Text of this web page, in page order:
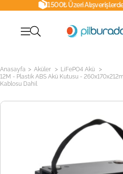
1500₺ Üzeri Alışverişlerde Kargo
Anasayfa > Aküler > LiFePO4 Akü >
12M - Plastik ABS Akü Kutusu -
Kablosu Dahil